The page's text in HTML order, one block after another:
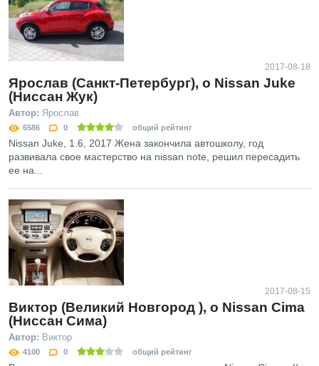
2017-08-18
Ярослав (Санкт-Петербург), о Nissan Juke
(Ниссан Жук)
Автор: Ярослав
6586 0 общий рейтинг
Nissan Juke, 1.6, 2017 Жена закончила автошколу, год
развивала свое мастерство на nissan note, решил пересадить
ее на...
2017-08-15
Виктор (Великий Новгород ), о Nissan Cima
(Ниссан Сима)
Автор: Виктор
4100 0 общий рейтинг